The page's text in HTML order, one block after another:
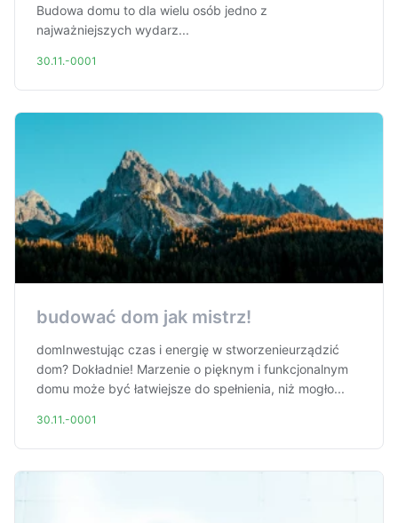
Budowa domu to dla wielu osób jedno z
najważniejszych wydarz...
30.11.-0001
budować dom jak mistrz!
domInwestując czas i energię w stworzenieurządzić
dom? Dokładnie! Marzenie o pięknym i funkcjonalnym
domu może być łatwiejsze do spełnienia, niż mogło...
30.11.-0001